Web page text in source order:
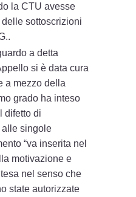
la CTU avesse
delle sottoscrizioni
a detta
si è data cura
a mezzo della
grado ha inteso
difetto di
alle singole
“va inserita nel
motivazione e
nel senso che
state autorizzate